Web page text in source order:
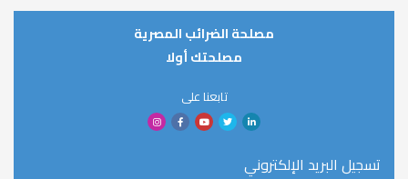
مصلحة الضرائب المصرية
مصلحتك أولا
تابعنا على
تسجيل البريد الإلكتروني